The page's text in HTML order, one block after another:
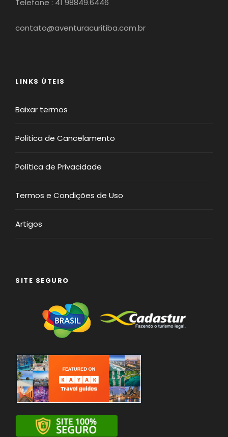
Telefone : 41 98849.6446
contato@aventuracuritiba.com.br
LINKS ÚTEIS
Baixar termos
Politica de Cancelamento
Política de Privacidade
Termos e Condições de Uso
Artigos
SITE SEGURO